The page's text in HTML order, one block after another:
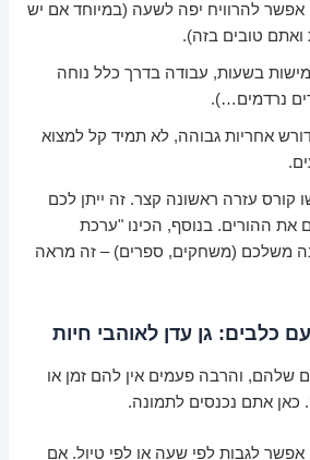
אפשר להרוויח יפה לשעה (במיוחד אם יש
טובים בזה).
בשעות, עבודה בדרך כלל נוחה
נרדמים…).
אחריות גבוהה, לא תמיד קל למצוא
קורס עזרה ראשונה קצר. זה ייתן לכם
את ההורים. בנוסף, הכינו "ערכת
משלכם (משחקים, ספרים) – זה מראה
שלהם, והרבה פעמים אין להם זמן או
כאן אתם נכנסים לתמונה.
אפשר לגבות לפי שעה או לפי טיול. אם